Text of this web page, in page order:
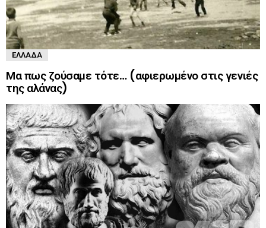
ΕΛΛΆΔΑ
Μα πως ζούσαμε τότε… (αφιερωμένο στις γενιές
της αλάνας)